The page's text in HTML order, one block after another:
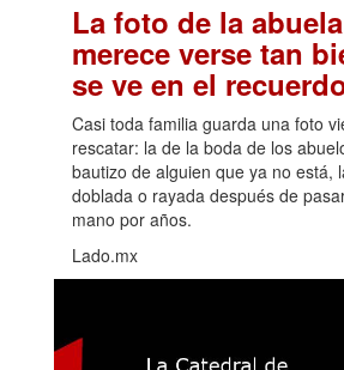
La foto de la
merece verse tan
se ve en el
Casi toda familia guarda una foto
rescatar: la de la boda de los
bautizo de alguien que ya no está,
doblada o rayada después de
mano por años.
Lado.mx